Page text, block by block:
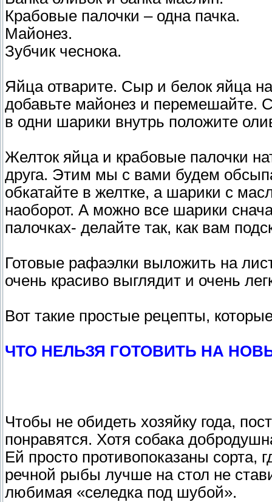
Крабовые палочки – одна пачка.
Майонез.
Зубчик чеснока.
Яйца отварите. Сыр и белок яйца
добавьте майонез и перемешайте.
в одни шарики внутрь положите
Желток яйца и крабовые палочки
друга. Этим мы с вами будем
обкатайте в желтке, а шарики с
наоборот. А можно все шарики
палочках- делайте так, как вам
Готовые рафаэлки выложить на
очень красиво выглядит и очень
Вот такие простые рецепты,
ЧТО НЕЛЬЗЯ ГОТОВИТЬ НА
Чтобы не обидеть хозяйку года,
понравятся. Хотя собака
Ей просто противопоказаны сорта,
речной рыбы лучше на стол не
любимая «селедка под шубой».